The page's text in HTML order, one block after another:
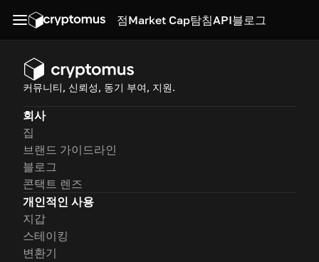
점Market Cap탐침API블로그
커뮤니티, 신뢰성, 동기 부여, 지원.
회사
집
브랜드 가이드라인
블로그
콘택트 렌즈
개인적인 사용
지갑
스테이킹
변환기